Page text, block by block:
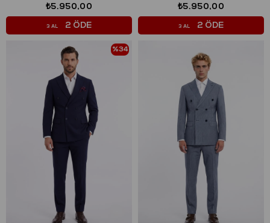
₺5.950,00
3 AL 2 ÖDE
₺5.950,00
3 AL 2 ÖDE
%34